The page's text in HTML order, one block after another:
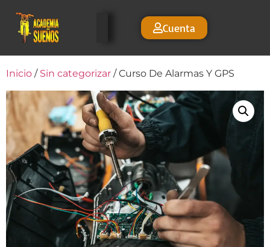
Cuenta
Inicio / Sin categorizar / Curso De Alarmas Y GPS